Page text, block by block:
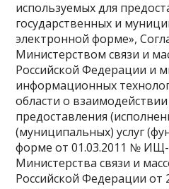
используемых для
государственных и
электронной форме»,
Министерством связи и
Российской Федерации и
информационных
области о
предоставления
(муниципальных) услуг
форме от 01.03.2011 №
Министерства связи и
Российской Федерации от